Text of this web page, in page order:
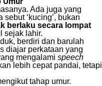
Ada juga yang
‘kucing’, bukan
berlaku secara lompat
sejak lahir.
berdiri dan barulah
diajar perkataan yang
mengalami speech
lebih cepat pandai, tetapi
tahap umur.